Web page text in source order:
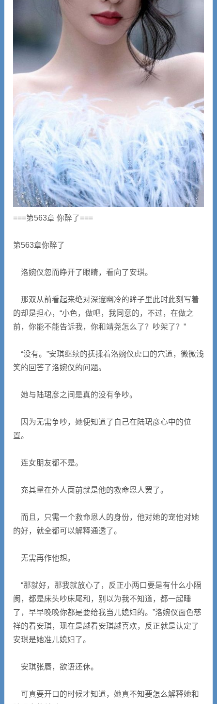
===第563章 你醉了===
第563章你醉了
洛婉仪忽而睁开了眼睛，看向了安琪。
那双从前看起来绝对深邃幽冷的眸子里此时此刻写着
的却是担心，“小色，做吧，我同意的，不过，在做之
前，你能不能告诉我，你和靖尧怎么了？吵架了？”
“没有。”安琪继续的抚揉着洛婉仪虎口的穴道，微微浅
笑的回答了洛婉仪的问题。
她与陆珺彦之间是真的没有争吵。
因为无需争吵，她便知道了自己在陆珺彦心中的位
置。
连女朋友都不是。
充其量在外人面前就是他的救命恩人罢了。
而且，只需一个救命恩人的身份，他对她的宠他对她
的好，就全都可以解释通透了。
无需再作他想。
“那就好，那我就放心了，反正小两口要是有什么小隔
阂，都是床头吵床尾和，别以为我不知道，都一起睡
了，早早晚晚你都是要给我当儿媳妇的。”洛婉仪面色慈
祥的看安琪，现在是越看安琪越喜欢，反正就是认定了
安琪是她准儿媳妇了。
安琪张唇，欲语还休。
可真要开口的时候才知道，她真不知要怎么解释她和